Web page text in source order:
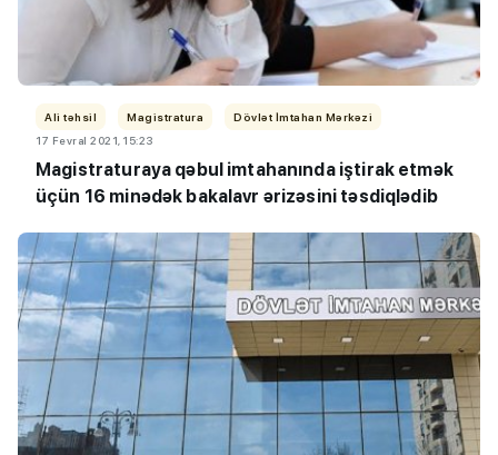
Ali təhsil Magistratura
Dövlət İmtahan Mərkəzi
17 Fevral 2021, 15:23
Magistraturaya qəbul imtahanında iştirak etmək
üçün 16 minədək bakalavr ərizəsini təsdiqlədib